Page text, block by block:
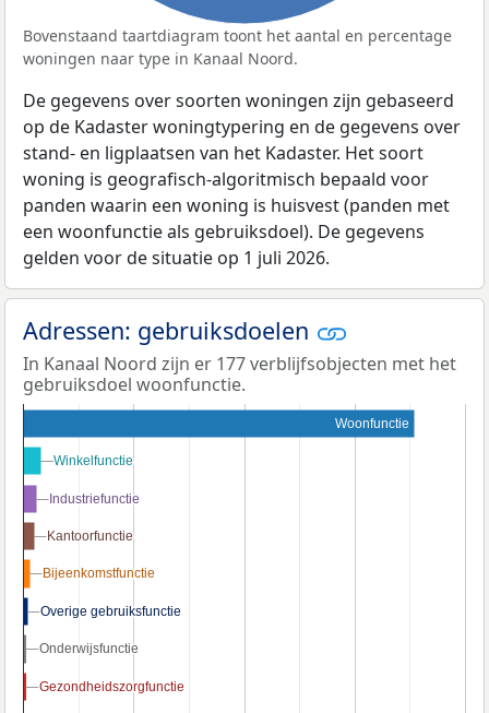
Bovenstaand taartdiagram toont het aantal en percentage
woningen naar type in Kanaal Noord.
De gegevens over soorten woningen zijn gebaseerd
op de Kadaster woningtypering en de gegevens over
stand- en ligplaatsen van het Kadaster. Het soort
woning is geografisch-algoritmisch bepaald voor
panden waarin een woning is huisvest (panden met
een woonfunctie als gebruiksdoel). De gegevens
gelden voor de situatie op 1 juli 2026.
Adressen: gebruiksdoelen
In Kanaal Noord zijn er 177 verblijfsobjecten met het
gebruiksdoel woonfunctie.
Woonfunctie
Winkelfunctie
Winkelfunctie
Industriefunctie
Industriefunctie
Kantoorfunctie
Kantoorfunctie
Bijeenkomstfunctie
Bijeenkomstfunctie
Overige gebruiksfunctie
Overige gebruiksfunctie
Onderwijsfunctie
Onderwijsfunctie
Gezondheidszorgfunctie
Gezondheidszorgfunctie